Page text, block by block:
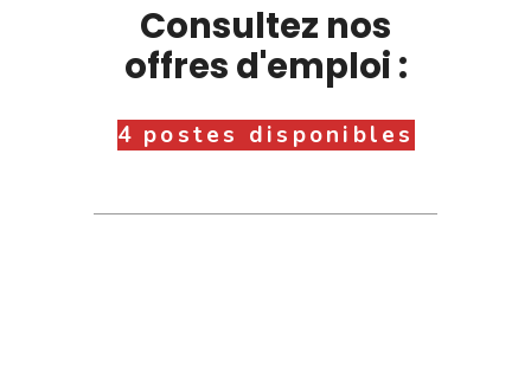
Consultez nos
offres d'emploi :
4 postes disponibles